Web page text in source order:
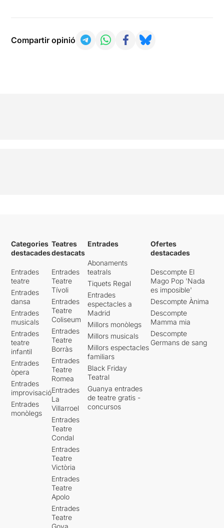
Compartir opinió
Categories
destacades
Entrades
teatre
Entrades
dansa
Entrades
musicals
Entrades
teatre
infantil
Entrades
òpera
Entrades
improvisació
Entrades
monòlegs
Teatres
destacats
Entrades
Teatre
Tívoli
Entrades
Teatre
Coliseum
Entrades
Teatre
Borràs
Entrades
Teatre
Romea
Entrades
La
Villarroel
Entrades
Teatre
Condal
Entrades
Teatre
Victòria
Entrades
Teatre
Apolo
Entrades
Teatre
Goya
Entrades
Abonaments
teatrals
Tiquets Regal
Entrades
espectacles a
Madrid
Millors monòlegs
Millors musicals
Millors espectacles
familiars
Black Friday
Teatral
Guanya entrades
de teatre gratis -
concursos
Ofertes
destacades
Descompte El
Mago Pop 'Nada
es imposible'
Descompte Ànima
Descompte
Mamma mia
Descompte
Germans de sang